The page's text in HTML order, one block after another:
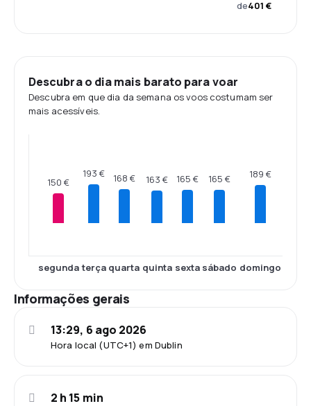
de401 €
Descubra o dia mais barato para voar
Descubra em que dia da semana os voos costumam ser
mais acessíveis.
150 €
segunda
193 €
terça
168 €
quarta
163 €
quinta
165 €
sexta
165 €
sábado
189 €
domingo
Informações gerais
Hora local (UTC+1) em Dublin
13:29, 6 ago 2026
2 h 15 min